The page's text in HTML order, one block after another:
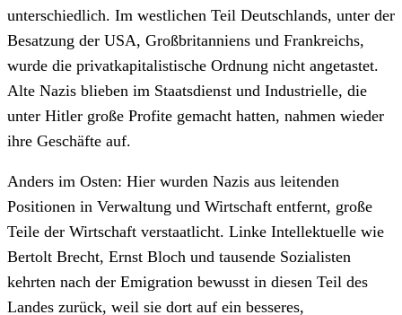
unterschiedlich. Im westlichen Teil Deutschlands, unter der
Besatzung der USA, Großbritanniens und Frankreichs,
wurde die privatkapitalistische Ordnung nicht angetastet.
Alte Nazis blieben im Staatsdienst und Industrielle, die
unter Hitler große Profite gemacht hatten, nahmen wieder
ihre Geschäfte auf.
Anders im Osten: Hier wurden Nazis aus leitenden
Positionen in Verwaltung und Wirtschaft entfernt, große
Teile der Wirtschaft verstaatlicht. Linke Intellektuelle wie
Bertolt Brecht, Ernst Bloch und tausende Sozialisten
kehrten nach der Emigration bewusst in diesen Teil des
Landes zurück, weil sie dort auf ein besseres,